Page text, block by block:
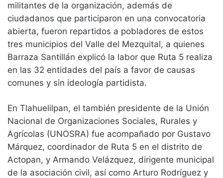
militantes de la organización, además de
ciudadanos que participaron en una convocatoria
abierta, fueron repartidos a pobladores de estos
tres municipios del Valle del Mezquital, a quienes
Barraza Santillán explicó la labor que Ruta 5 realiza
en las 32 entidades del país a favor de causas
comunes y sin ideología partidista.
En Tlahuelilpan, el también presidente de la Unión
Nacional de Organizaciones Sociales, Rurales y
Agrícolas (UNOSRA) fue acompañado por Gustavo
Márquez, coordinador de Ruta 5 en el distrito de
Actopan, y Armando Velázquez, dirigente municipal
de la asociación civil, así como Arturo Rodríguez y